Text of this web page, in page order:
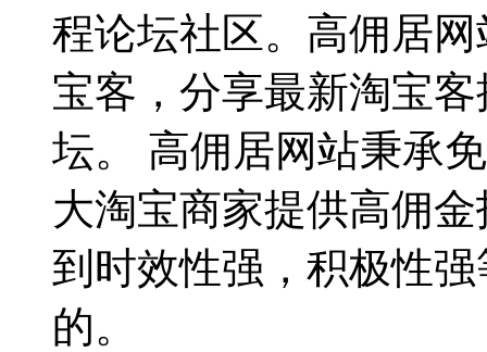
程论坛社区。高佣居
宝客，分享最新淘宝
坛。 高佣居网站秉承
大淘宝商家提供高佣
到时效性强，积极性
的。